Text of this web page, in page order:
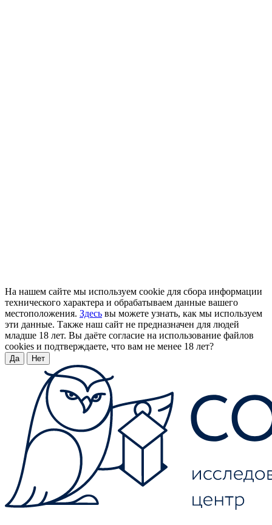
На нашем сайте мы используем cookie для сбора информации
технического характера и обрабатываем данные вашего
местоположения. Здесь вы можете узнать, как мы используем
эти данные. Также наш сайт не предназначен для людей
младше 18 лет. Вы даёте согласие на использование файлов
cookies и подтверждаете, что вам не менее 18 лет?
Да Нет